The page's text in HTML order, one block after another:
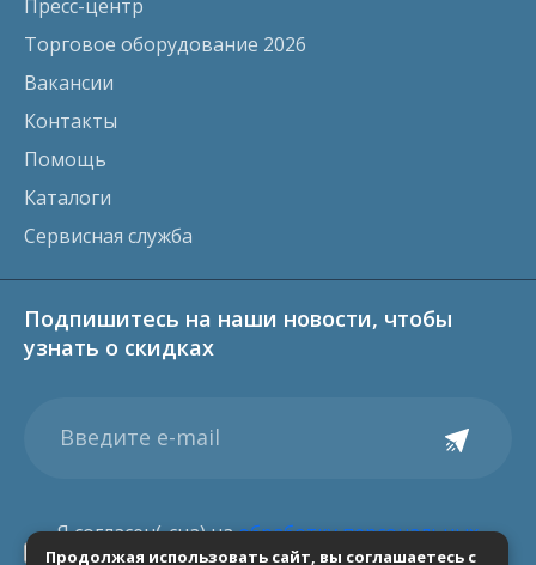
Продолжая использовать сайт, вы соглашаетесь с
Пресс-центр
Торговое оборудование 2026
Вакансии
Контакты
Помощь
Каталоги
Сервисная служба
Подпишитесь на наши новости, чтобы
узнать о скидках
Я согласен(-сна) наобработку персональных